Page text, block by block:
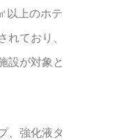
以上のホテ
れており、
設が対象と
、強化液タ